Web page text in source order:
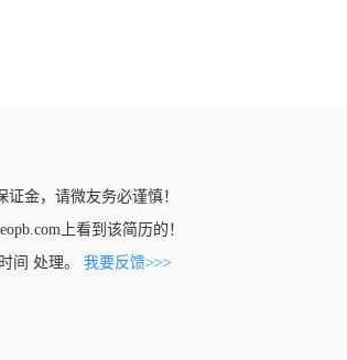
金，请微友务必谨慎！
上看到该简历的！
间 处理。 我要反馈>>>